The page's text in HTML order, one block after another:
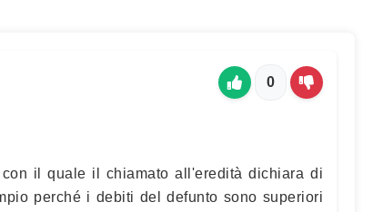
0
il quale il chiamato all'eredità dichiara di
perché i debiti del defunto sono superiori